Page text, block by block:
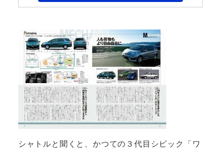
シャトルと聞くと、かつての３代目シビック「ワ